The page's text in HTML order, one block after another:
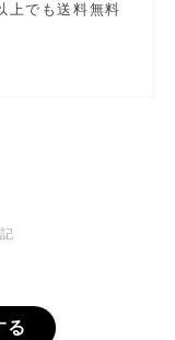
上でも送料無料
る